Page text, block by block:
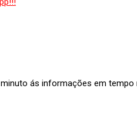
ás informações em tempo